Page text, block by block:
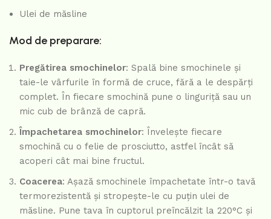
Ulei de măsline
Mod de preparare:
Pregătirea smochinelor: Spală bine smochinele și
taie-le vârfurile în formă de cruce, fără a le despărți
complet. În fiecare smochină pune o linguriță sau un
mic cub de brânză de capră.
Împachetarea smochinelor: Învelește fiecare
smochină cu o felie de prosciutto, astfel încât să
acoperi cât mai bine fructul.
Coacerea: Așază smochinele împachetate într-o tavă
termorezistentă și stropește-le cu puțin ulei de
măsline. Pune tava în cuptorul preîncălzit la 220°C și